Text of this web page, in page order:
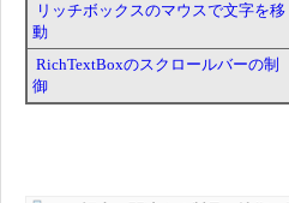
リッチボックスのマウスで文字を移
動
RichTextBoxのスクロールバーの制
御